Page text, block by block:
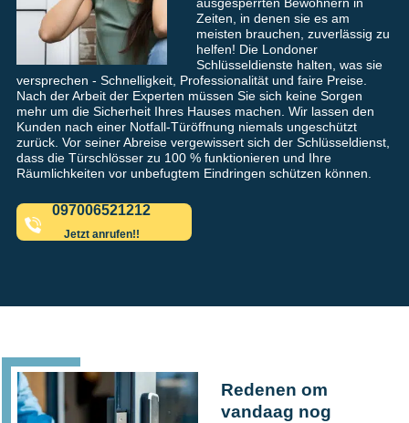
Zeiten, in denen sie es am
meisten brauchen, zuverlässig zu
helfen! Die Londoner
Schlüsseldienste halten, was sie
versprechen - Schnelligkeit, Professionalität und faire Preise.
Nach der Arbeit der Experten müssen Sie sich keine Sorgen
mehr um die Sicherheit Ihres Hauses machen. Wir lassen den
Kunden nach einer Notfall-Türöffnung niemals ungeschützt
zurück. Vor seiner Abreise vergewissert sich der Schlüsseldienst,
dass die Türschlösser zu 100 % funktionieren und Ihre
Räumlichkeiten vor unbefugtem Eindringen schützen können.
097006521212
Jetzt anrufen!!
Redenen om
vandaag nog